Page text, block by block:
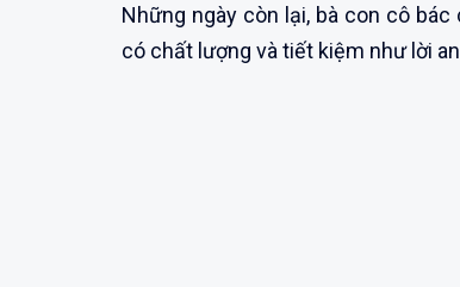
Những ngày còn lại, bà con cô
có chất lượng và tiết kiệm như lời